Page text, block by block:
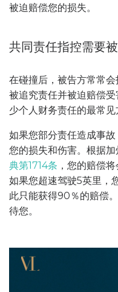
被迫赔偿您的损失。
共同责任指控需要
在碰撞后，被告方常常
被追究责任并被迫赔偿
少个人财务责任的最常见
如果您部分责任造成事
您的损失和伤害。根据
典第1714条 ，您的赔偿
如果您超速驾驶5英里，
此只能获得90％的赔偿
待您。